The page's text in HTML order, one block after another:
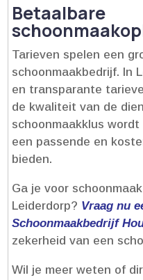
Betaalbare
Tarieven spelen een
schoonmaakbedrijf.​ In
en transparante
de kwaliteit van de
schoonmaakklus
een passende en
bieden.​
Ga je voor
Leiderdorp? Vraag nu
Schoonmaakbedrijf
zekerheid van een
Wil je meer weten of